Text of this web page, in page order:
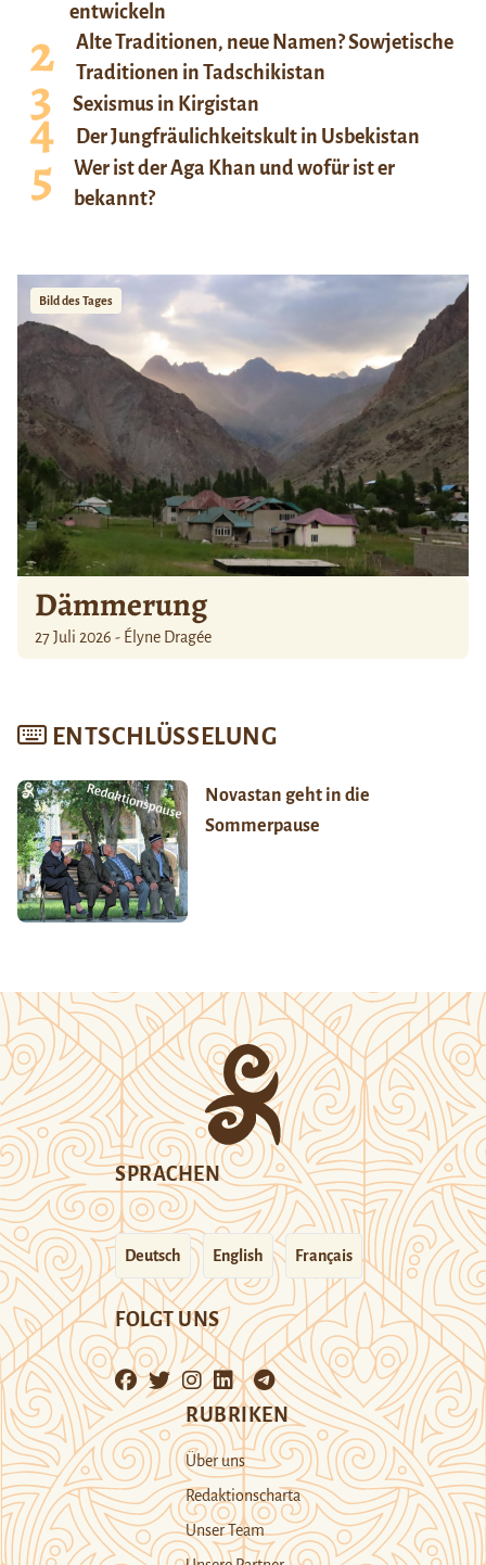
entwickeln
Alte Traditionen, neue Namen? Sowjetische
Traditionen in Tadschikistan
Sexismus in Kirgistan
Der Jungfräulichkeitskult in Usbekistan
Wer ist der Aga Khan und wofür ist er
bekannt?
Bild des Tages
Dämmerung
27 Juli 2026 - Élyne Dragée
ENTSCHLÜSSELUNG
Novastan geht in die
Sommerpause
SPRACHEN
Deutsch English Français
FOLGT UNS
RUBRIKEN
Über uns
Redaktionscharta
Unser Team